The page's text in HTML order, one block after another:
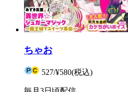
ちゃお
527/¥580(税込)